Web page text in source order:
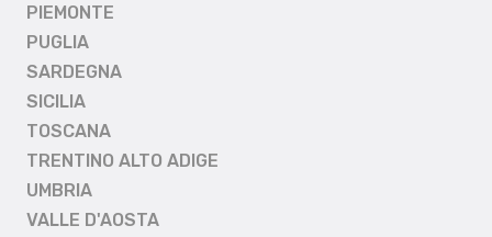
PIEMONTE
PUGLIA
SARDEGNA
SICILIA
TOSCANA
TRENTINO ALTO ADIGE
UMBRIA
VALLE D'AOSTA